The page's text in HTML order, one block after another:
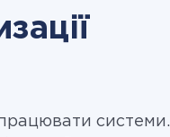
системи.